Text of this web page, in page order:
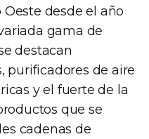
desde el año
gama de
destacan
purificadores de aire
y el fuerte de la
que se
cadenas de